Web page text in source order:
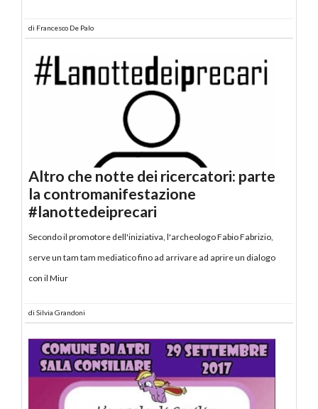
di Francesco De Palo
Altro che notte dei ricercatori: parte
la contromanifestazione
#lanottedeiprecari
Secondo il promotore dell'iniziativa, l'archeologo Fabio Fabrizio,
serve un tam tam mediatico fino ad arrivare ad aprire un dialogo
con il Miur
di Silvia Grandoni